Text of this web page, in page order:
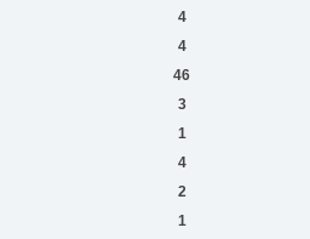
4
4
46
3
1
4
2
1